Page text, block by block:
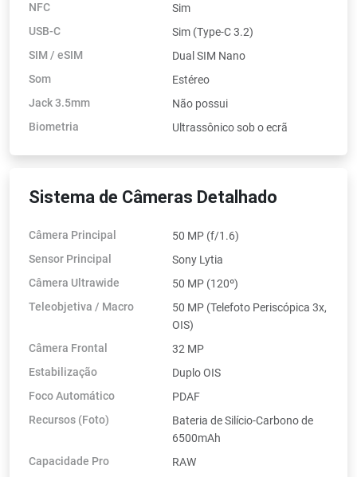
NFC
Sim
USB-C
Sim (Type-C 3.2)
SIM / eSIM
Dual SIM Nano
Som
Estéreo
Jack 3.5mm
Não possui
Biometria
Ultrassônico sob o ecrã
Sistema de Câmeras Detalhado
Câmera Principal
50 MP (f/1.6)
Sensor Principal
Sony Lytia
Câmera Ultrawide
50 MP (120º)
Teleobjetiva / Macro
50 MP (Telefoto Periscópica 3x,
OIS)
Câmera Frontal
32 MP
Estabilização
Duplo OIS
Foco Automático
PDAF
Recursos (Foto)
Bateria de Silício-Carbono de
6500mAh
Capacidade Pro
RAW